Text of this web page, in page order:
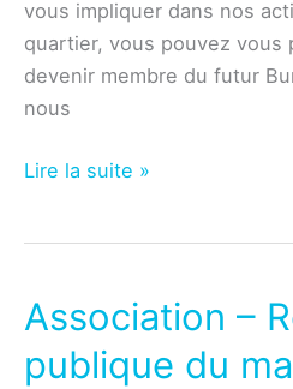
vous impliquer dans nos
quartier, vous pouvez vous
devenir membre du futur
nous
Association
candidature
Lire la suite »
Association –
publique du